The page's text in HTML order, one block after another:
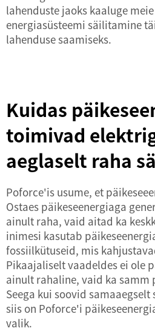
lahenduste jaoks kaaluge meie
energiasüsteemi säilitamine
lahenduse saamiseks.
Kuidas
toimivad
aeglaselt raha
Poforce'is usume, et
Ostaes päikeseenergiaga
ainult raha, vaid aitad ka
inimesi kasutab
fossiilkütuseid, mis
Pikaajaliselt vaadeldes ei ole
ainult rahaline, vaid ka
Seega kui soovid
siis on Poforce'i
valik.